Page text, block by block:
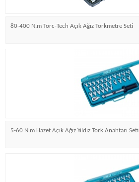
80-400 N.m Torc-Tech Açık Ağız Torkmetre Seti
5-60 N.m Hazet Açık Ağız Yıldız Tork Anahtarı Seti